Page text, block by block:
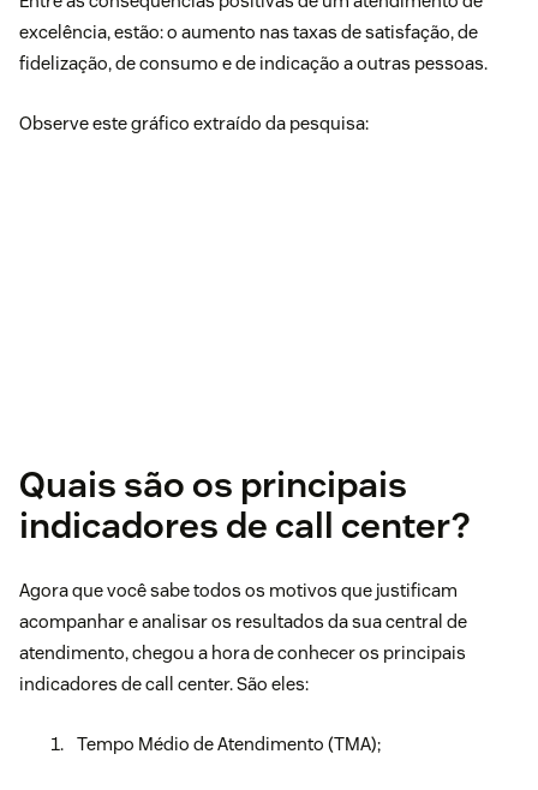
excelência, estão: o aumento nas taxas de satisfação, de
fidelização, de consumo e de indicação a outras pessoas.
Observe este gráfico extraído da pesquisa:
Quais são os principais
indicadores de call center?
Agora que você sabe todos os motivos que justificam
acompanhar e analisar os resultados da sua central de
atendimento, chegou a hora de conhecer os principais
indicadores de call center. São eles:
Tempo Médio de Atendimento (TMA);